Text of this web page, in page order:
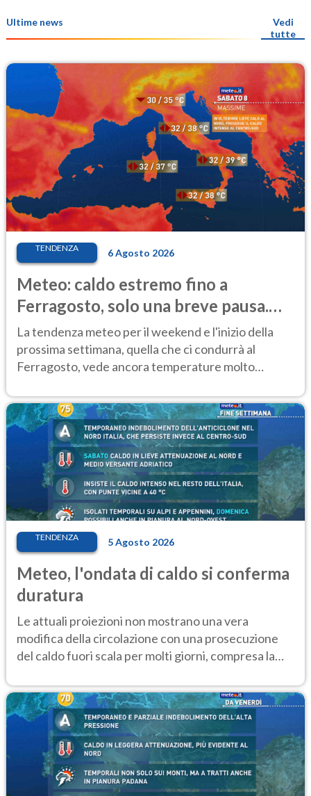
Ultime news
Vedi
tutte
TENDENZA 6 Agosto 2026
Meteo: caldo estremo fino a
Ferragosto, solo una breve pausa.
Ecco dove
La tendenza meteo per il weekend e l'inizio della
prossima settimana, quella che ci condurrà al
Ferragosto, vede ancora temperature molto
TENDENZA 5 Agosto 2026
Meteo, l'ondata di caldo si conferma
duratura
Le attuali proiezioni non mostrano una vera
modifica della circolazione con una prosecuzione
del caldo fuori scala per molti giorni, compresa la